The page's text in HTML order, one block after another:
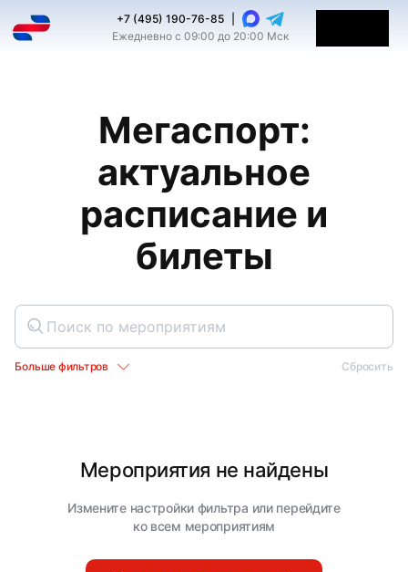
+7 (495) 190-76-85
Ежедневно с 09:00 до 20:00 Мск
Мегаспорт:
актуальное
расписание и
билеты
Больше фильтров Сбросить
Мероприятия не найдены
Измените настройки фильтра или перейдите
ко всем мероприятиям